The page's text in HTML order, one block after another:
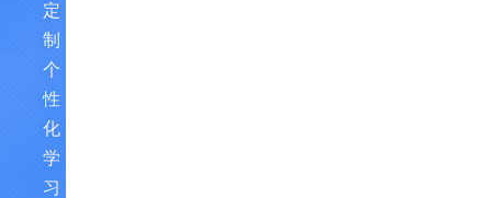
定
制
个
性
化
学
习